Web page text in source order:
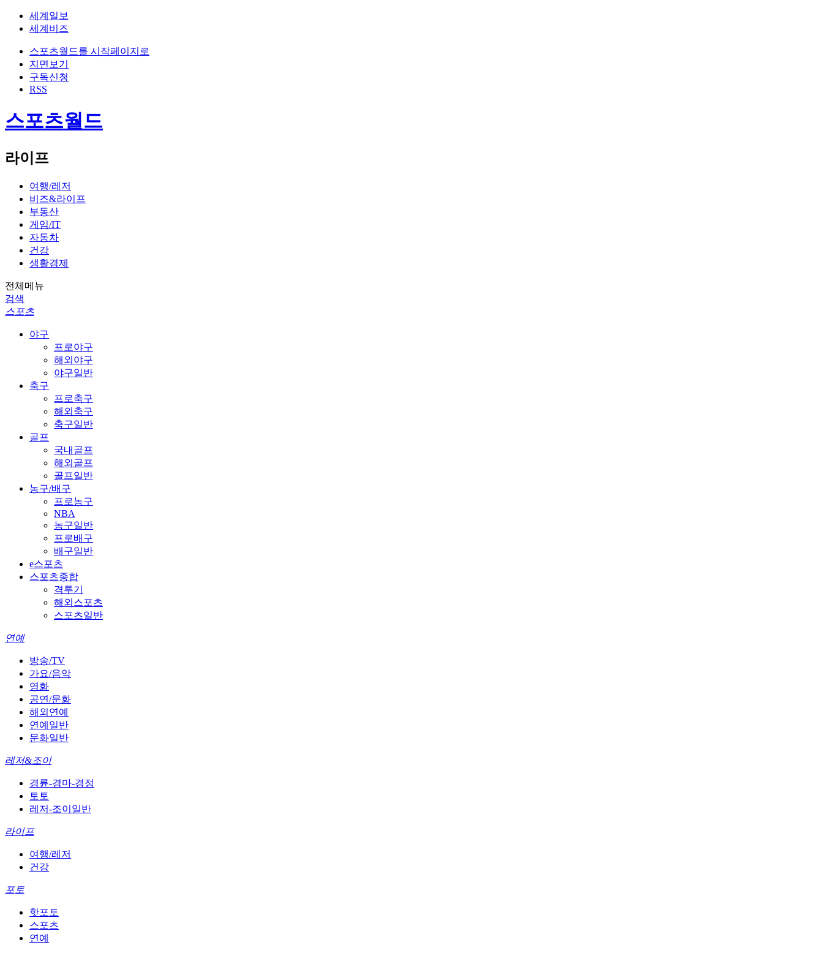
세계일보
세계비즈
스포츠월드를 시작페이지로
지면보기
구독신청
RSS
스포츠월드
라이프
여행/레저
비즈&라이프
부동산
게임/IT
자동차
건강
생활경제
전체메뉴
검색
스포츠
야구
프로야구
해외야구
야구일반
축구
프로축구
해외축구
축구일반
골프
국내골프
해외골프
골프일반
농구/배구
프로농구
NBA
농구일반
프로배구
배구일반
e스포츠
스포츠종합
격투기
해외스포츠
스포츠일반
연예
방송/TV
가요/음악
영화
공연/문화
해외연예
연예일반
문화일반
레저&조이
경륜-경마-경정
토토
레저-조이일반
라이프
여행/레저
건강
포토
핫포토
스포츠
연예